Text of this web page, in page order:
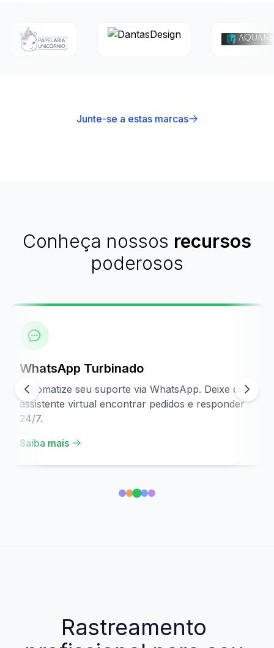
Junte-se a estas marcas
Conheça nossos recursos
poderosos
WhatsApp Turbinado
Automatize seu suporte via WhatsApp. Deixe o
assistente virtual encontrar pedidos e responder
24/7.
Saiba mais
Rastreamento